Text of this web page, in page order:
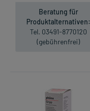
Beratung für
Produktalternativen:
Tel. 03491-8770120
(gebührenfrei)